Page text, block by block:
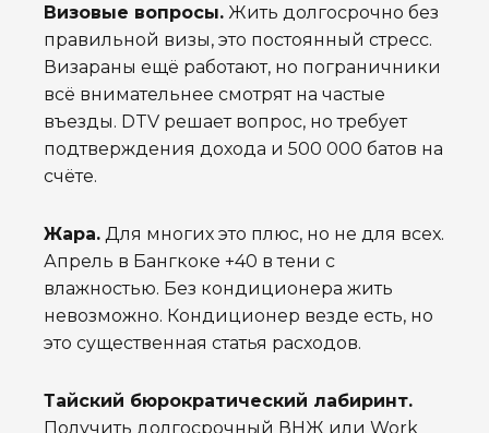
Визовые вопросы. Жить долгосрочно без
правильной визы, это постоянный стресс.
Визараны ещё работают, но пограничники
всё внимательнее смотрят на частые
въезды. DTV решает вопрос, но требует
подтверждения дохода и 500 000 батов на
счёте.
Жара. Для многих это плюс, но не для всех.
Апрель в Бангкоке +40 в тени с
влажностью. Без кондиционера жить
невозможно. Кондиционер везде есть, но
это существенная статья расходов.
Тайский бюрократический лабиринт.
Получить долгосрочный ВНЖ или Work